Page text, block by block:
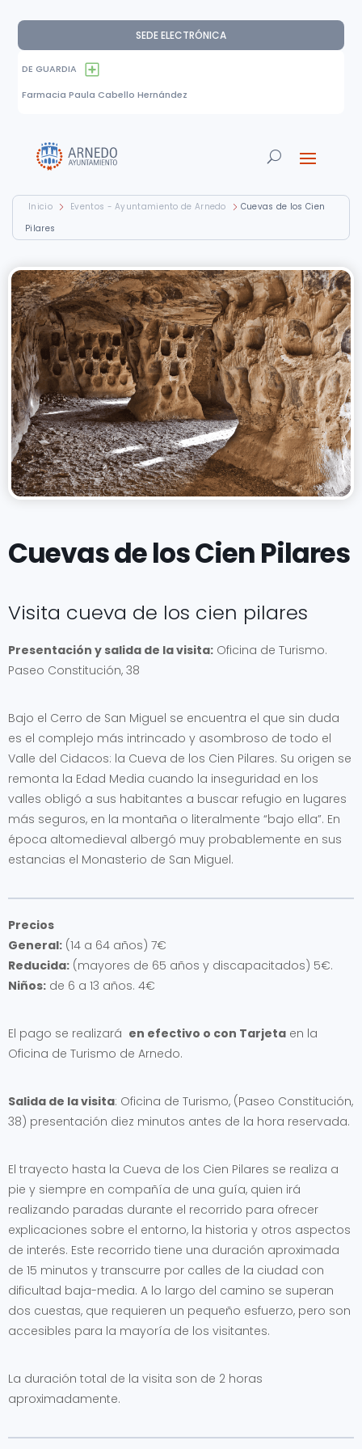
SEDE ELECTRÓNICA
DE GUARDIA
Farmacia Paula Cabello Hernández
Inicio Eventos - Ayuntamiento de Arnedo
Cuevas de los Cien
Pilares
Cuevas de los Cien Pilares
Visita cueva de los cien pilares
Presentación y salida de la visita: Oficina de Turismo.
Paseo Constitución, 38
Bajo el Cerro de San Miguel se encuentra el que sin duda
es el complejo más intrincado y asombroso de todo el
Valle del Cidacos: la Cueva de los Cien Pilares. Su origen se
remonta la Edad Media cuando la inseguridad en los
valles obligó a sus habitantes a buscar refugio en lugares
más seguros, en la montaña o literalmente “bajo ella”. En
época altomedieval albergó muy probablemente en sus
estancias el Monasterio de San Miguel.
Precios
General: (14 a 64 años) 7€
Reducida: (mayores de 65 años y discapacitados) 5€.
Niños: de 6 a 13 años. 4€
El pago se realizará en efectivo o con Tarjeta en la
Oficina de Turismo de Arnedo.
Salida de la visita: Oficina de Turismo, (Paseo Constitución,
38) presentación diez minutos antes de la hora reservada.
El trayecto hasta la Cueva de los Cien Pilares se realiza a
pie y siempre en compañía de una guía, quien irá
realizando paradas durante el recorrido para ofrecer
explicaciones sobre el entorno, la historia y otros aspectos
de interés. Este recorrido tiene una duración aproximada
de 15 minutos y transcurre por calles de la ciudad con
dificultad baja-media. A lo largo del camino se superan
dos cuestas, que requieren un pequeño esfuerzo, pero son
accesibles para la mayoría de los visitantes.
La duración total de la visita son de 2 horas
aproximadamente.